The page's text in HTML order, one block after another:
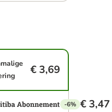
€ 3,69
-6% € 3,47